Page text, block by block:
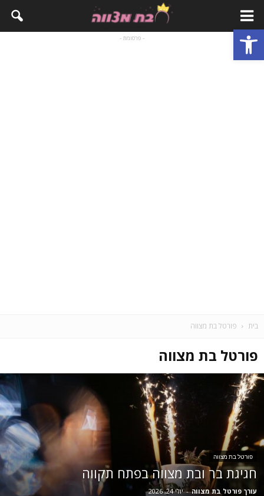
פתח סרגל נגישות - פרסומת -
בית פורטל בת מצווה
פורטל בת מצווה
פורטל בת מצווה
חגיגת בר ובת מצווה בפתח תקווה
עורך פורטל בת מצווה - יולי 24, 2026